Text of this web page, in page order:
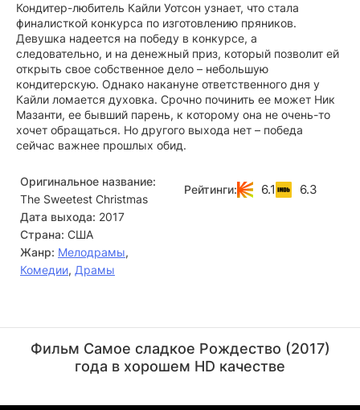
Кондитер-любитель Кайли Уотсон узнает, что стала
финалисткой конкурса по изготовлению пряников.
Девушка надеется на победу в конкурсе, а
следовательно, и на денежный приз, который позволит ей
открыть свое собственное дело – небольшую
кондитерскую. Однако накануне ответственного дня у
Кайли ломается духовка. Срочно починить ее может Ник
Мазанти, ее бывший парень, к которому она не очень-то
хочет обращаться. Но другого выхода нет – победа
сейчас важнее прошлых обид.
Оригинальное название:
The Sweetest Christmas
Дата выхода: 2017
Страна: США
Жанр: Мелодрамы,
Комедии, Драмы
Рейтинги: 6.1 6.3
(Kylie Watson)
(Judge Linda)
Фильм Самое сладкое Рождество (2017)
года в хорошем HD качестве